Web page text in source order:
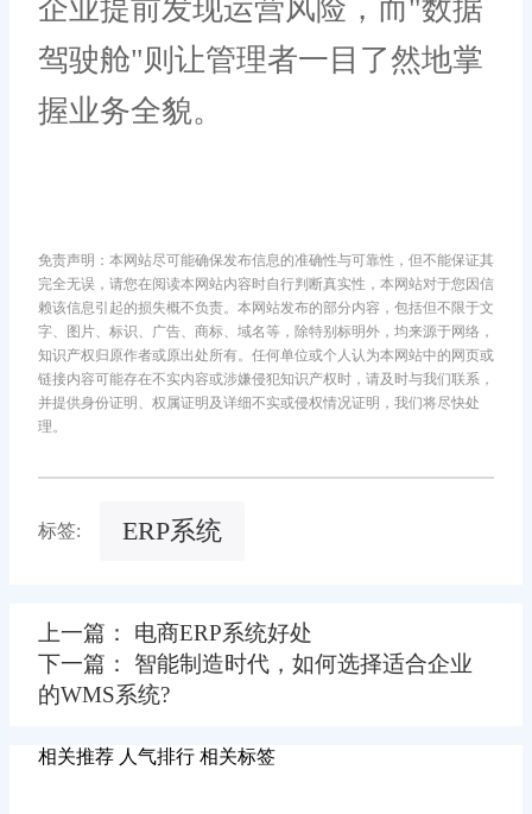
企业提前发现运营风险，而"数据
驾驶舱"则让管理者一目了然地掌
握业务全貌。
免责声明：本网站尽可能确保发布信息的准确性与可靠性，但不能保证其
完全无误，请您在阅读本网站内容时自行判断真实性，本网站对于您因信
赖该信息引起的损失概不负责。本网站发布的部分内容，包括但不限于文
字、图片、标识、广告、商标、域名等，除特别标明外，均来源于网络，
知识产权归原作者或原出处所有。任何单位或个人认为本网站中的网页或
链接内容可能存在不实内容或涉嫌侵犯知识产权时，请及时与我们联系，
并提供身份证明、权属证明及详细不实或侵权情况证明，我们将尽快处
理。
标签: ERP系统
上一篇： 电商ERP系统好处
下一篇： 智能制造时代，如何选择适合企业
的WMS系统?
相关推荐 人气排行 相关标签